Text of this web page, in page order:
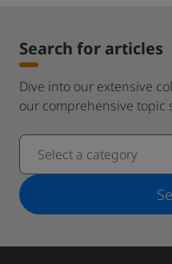
Search for articles
Dive into our extensive
our comprehensive topic
Select a category